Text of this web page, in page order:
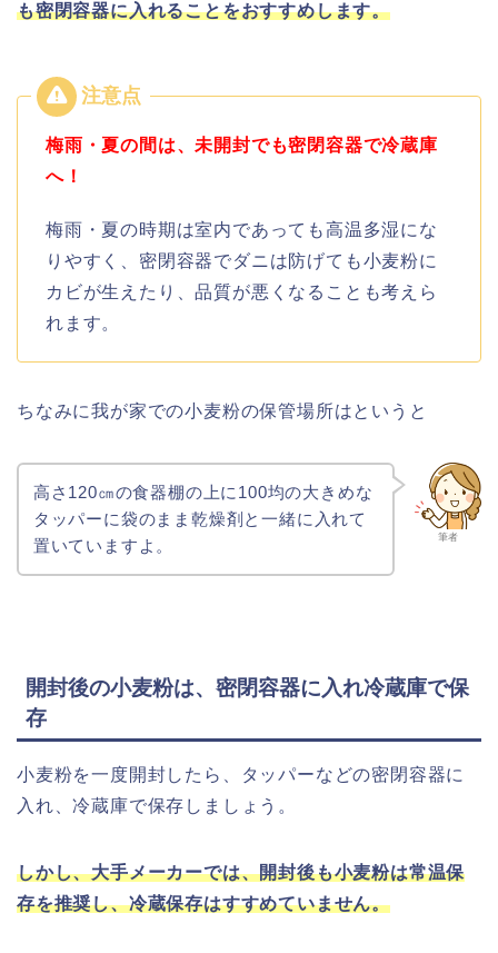
も密閉容器に入れることをおすすめします。
梅雨・夏の間は、未開封でも密閉容器で冷蔵庫
へ！
梅雨・夏の時期は室内であっても高温多湿にな
りやすく、密閉容器でダニは防げても小麦粉に
カビが生えたり、品質が悪くなることも考えら
れます。
ちなみに我が家での小麦粉の保管場所はというと
筆者
高さ120㎝の食器棚の上に100均の大きめな
タッパーに袋のまま乾燥剤と一緒に入れて
置いていますよ。
開封後の小麦粉は、密閉容器に入れ冷蔵庫で保
存
小麦粉を一度開封したら、タッパーなどの密閉容器に
入れ、冷蔵庫で保存しましょう。
しかし、大手メーカーでは、開封後も小麦粉は常温保
存を推奨し、冷蔵保存はすすめていません。